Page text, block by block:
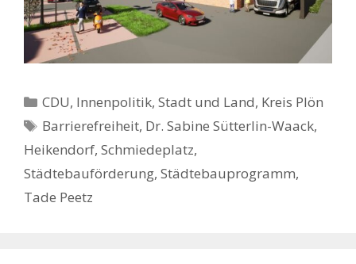
Kategorien
CDU, Innenpolitik, Stadt und Land, Kreis Plön
Schlagwörter
Barrierefreiheit, Dr. Sabine Sütterlin-Waack,
Heikendorf, Schmiedeplatz,
Städtebauförderung, Städtebauprogramm,
Tade Peetz